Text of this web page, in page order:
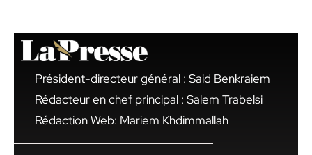
Président-directeur général : Said Benkraiem
Rédacteur en chef principal : Salem Trabelsi
Rédaction Web: Mariem Khdimmallah